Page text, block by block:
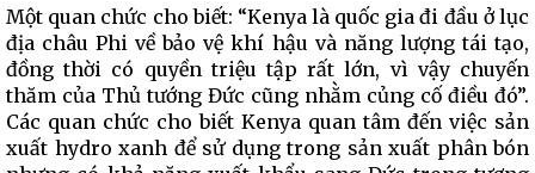
Một quan chức cho biết: “Kenya là quốc gia đi đầu ở lục
địa châu Phi về bảo vệ khí hậu và năng lượng tái tạo,
đồng thời có quyền triệu tập rất lớn, vì vậy chuyến
thăm của Thủ tướng Đức cũng nhằm củng cố điều đó”.
Các quan chức cho biết Kenya quan tâm đến việc sản
xuất hydro xanh để sử dụng trong sản xuất phân bón